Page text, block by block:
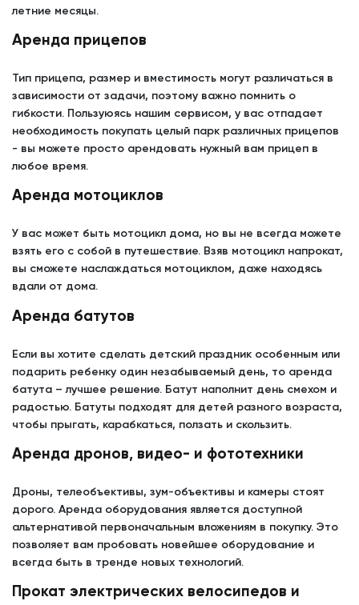
летние месяцы.
Аренда прицепов
Тип прицепа, размер и вместимость могут различаться в
зависимости от задачи, поэтому важно помнить о
гибкости. Пользуюясь нашим сервисом, у вас отпадает
необходимость покупать целый парк различных прицепов
- вы можете просто арендовать нужный вам прицеп в
любое время.
Аренда мотоциклов
У вас может быть мотоцикл дома, но вы не всегда можете
взять его с собой в путешествие. Взяв мотоцикл напрокат,
вы сможете наслаждаться мотоциклом, даже находясь
вдали от дома.
Аренда батутов
Если вы хотите сделать детский праздник особенным или
подарить ребенку один незабываемый день, то аренда
батута – лучшее решение. Батут наполнит день смехом и
радостью. Батуты подходят для детей разного возраста,
чтобы прыгать, карабкаться, ползать и скользить.
Аренда дронов, видео- и фототехники
Дроны, телеобъективы, зум-объективы и камеры стоят
дорого. Аренда оборудования является доступной
альтернативой первоначальным вложениям в покупку. Это
позволяет вам пробовать новейшее оборудование и
всегда быть в тренде новых технологий.
Прокат электрических велосипедов и